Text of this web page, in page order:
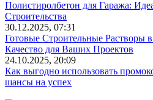
Полистиролбетон для Гаража:
Строительства
30.12.2025, 07:31
Готовые Строительные Растворы
Качество для Ваших Проектов
24.10.2025, 20:09
Как выгодно использовать
шансы на успех